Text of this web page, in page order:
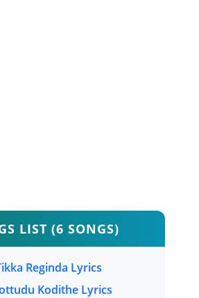
LIST (6 SONGS)
Reginda Lyrics
Kodithe Lyrics